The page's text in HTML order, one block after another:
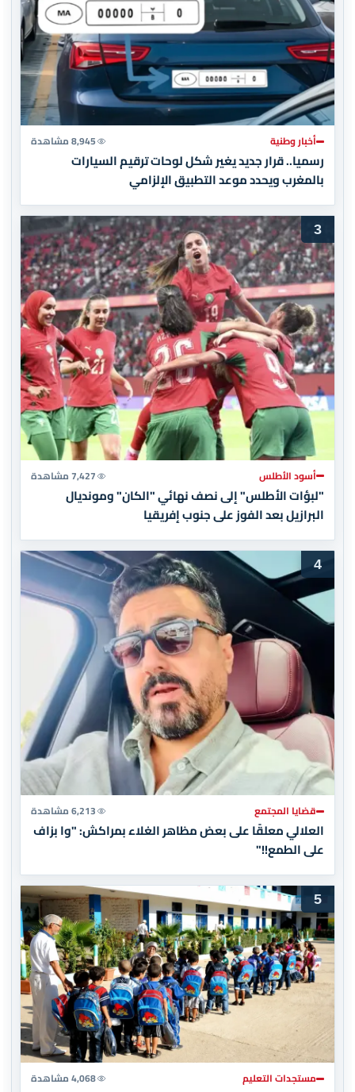
أخبار وطنية 8,945 مشاهدة
رسميا.. قرار جديد يغير شكل لوحات ترقيم السيارات
بالمغرب ويحدد موعد التطبيق الإلزامي
3
أسود الأطلس 7,427 مشاهدة
"لبؤات الأطلس" إلى نصف نهائي "الكان" ومونديال
البرازيل بعد الفوز على جنوب إفريقيا
4
قضايا المجتمع 6,213 مشاهدة
العلالي معلقًا على بعض مظاهر الغلاء بمراكش: "وا بزاف
على الطمع!!"
5
مستجدات التعليم 4,068 مشاهدة